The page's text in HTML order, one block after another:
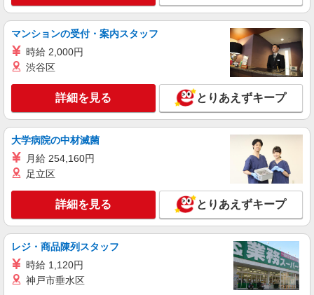
有) ゜・。○。・゜+゜・。○。・゜+゜
派遣社員
【softbank】人気機種に詳しくなれる携帯販
時給1500円〜1700円（経験・能力による） ※
残業代支給 ★交通費別途支給（規定あり） ゜
+゜・。○。・゜+゜・。○。・゜+゜ 入社祝い金10
万円支給(規定有) お友達を紹介頂くと, インセンテ
ィブ支給(規定有) ★月2回払い・週払い可能（規程
有）★ ゜・。○。・゜+゜・。○。・゜+゜
岐阜県本巣市のsoftbankショップ
キープ 詳細を見る
正社員
株式会社シエロ
【ワイモバイル】の店舗スタッフ
給与 大卒・院卒：月給210000円〜350000
円 短大・専門卒：月給205000円〜350000
円 高卒：月給200000円〜350000
円 ※別途支給（時間外手当、地域手当、役割手
当、資格手当） ※個人実績に応じて報奨金・イン
センティブあり ※経験・能力・年齢を考慮して金
額を決定致します。 ＜補足事項＞ ・資格手当・役
岐阜県本巣市のY!mobileショップ
キープ 詳細を見る
マンションの受付・案内スタッフ
時給 2,000円
渋谷区
詳細を見る とりあえずキープ
大学病院の中材滅菌
月給 254,160円
足立区
詳細を見る とりあえずキープ
レジ・商品陳列スタッフ
時給 1,120円
神戸市垂水区